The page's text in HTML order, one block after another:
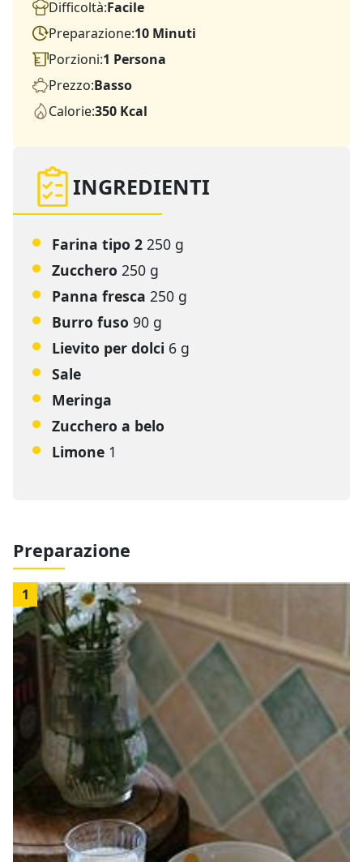
Difficoltà:Facile
Preparazione:10 Minuti
Porzioni:1 Persona
Prezzo:Basso
Calorie:350 Kcal
INGREDIENTI
Farina tipo 2 250 g
Zucchero 250 g
Panna fresca 250 g
Burro fuso 90 g
Lievito per dolci 6 g
Sale
Meringa
Zucchero a belo
Limone 1
Preparazione
1